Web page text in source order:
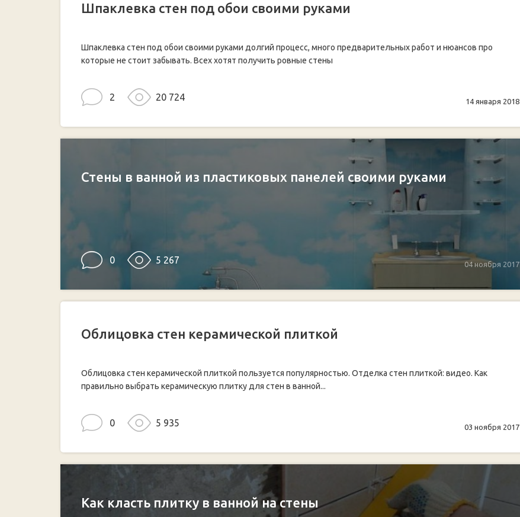
Шпаклевка стен под обои своими руками
Шпаклевка стен под обои своими руками долгий процесс, много предварительных работ и нюансов про
которые не стоит забывать. Всех хотят получить ровные стены
2 20 724 14 января 2018
Стены в ванной из пластиковых панелей своими руками
0 5 267 04 ноября 2017
Облицовка стен керамической плиткой
Облицовка стен керамической плиткой пользуется популярностью. Отделка стен плиткой: видео. Как
правильно выбрать керамическую плитку для стен в ванной...
0 5 935 03 ноября 2017
Как класть плитку в ванной на стены